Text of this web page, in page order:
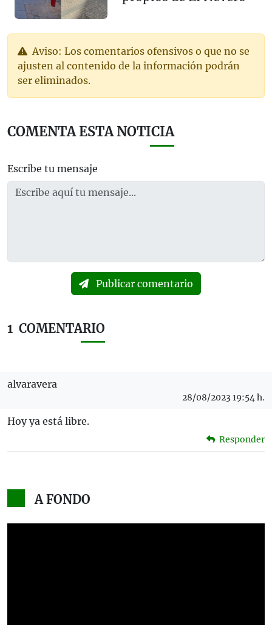
Aviso: Los comentarios ofensivos o que no se
ajusten al contenido de la información podrán
ser eliminados.
COMENTA ESTA NOTICIA
Escribe tu mensaje
Publicar comentario
1 COMENTARIO
alvaravera
28/08/2023 19:54 h.
Hoy ya está libre.
Responder
A FONDO